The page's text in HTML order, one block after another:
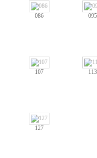
086 095
107 113
127